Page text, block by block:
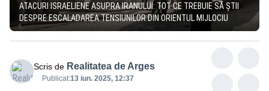
ATACURI ISRAELIENE ASUPRA IRANULUI: TOT CE TREBUIE SĂ ȘTII
DESPRE ESCALADAREA TENSIUNILOR DIN ORIENTUL MIJLOCIU
Scris de Realitatea de Arges
Publicat:13 iun. 2025, 12:37